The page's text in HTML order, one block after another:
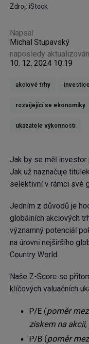
Zdroj: iStock
Napsal
Michal Stupavský
naposledy
10. 12. 2024 10:19
akciové trhy investice
rozvíjející se ekonomiky
ukazatele výkonnosti
Jak by se měl investor
Jak už naznačuje
selektivní v rámci své
Jedním z důvodů je
globálních akciových
významný potenciál
na úrovni nejširšího
Country World.
Naše Z-Score se
klíčových valuačních
P/E (poměr
ziskem na akcii,
P/B (poměr